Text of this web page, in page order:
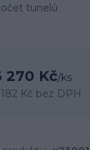
tunelů
270 Kč/ks
Kč bez DPH